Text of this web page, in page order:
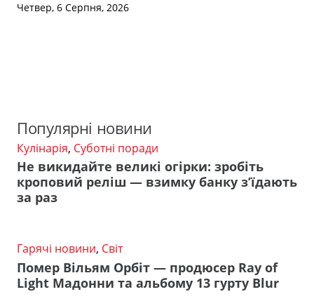
Четвер, 6 Серпня, 2026
Популярні новини
Кулінарія, Суботні поради
Не викидайте великі огірки: зробіть
кроповий реліш — взимку банку з’їдають
за раз
Гарячі новини, Світ
Помер Вільям Орбіт — продюсер Ray of
Light Мадонни та альбому 13 гурту Blur